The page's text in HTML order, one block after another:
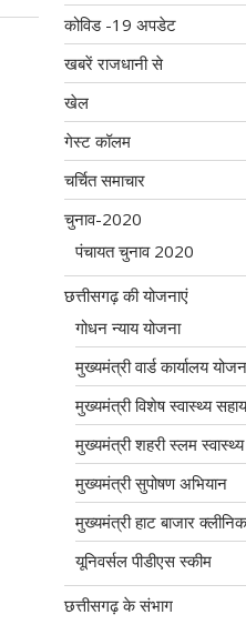
कोविड -19 अपडेट
खबरें राजधानी से
खेल
गेस्ट कॉलम
चर्चित समाचार
चुनाव-2020
पंचायत चुनाव 2020
छत्तीसगढ़ की योजनाएं
गोधन न्याय योजना
मुख्यमंत्री वार्ड कार्यालय
मुख्यमंत्री विशेष स्वास्थ्य
मुख्यमंत्री शहरी स्लम
मुख्यमंत्री सुपोषण अभियान
मुख्यमंत्री हाट बाजार
यूनिवर्सल पीडीएस स्कीम
छत्तीसगढ़ के संभाग